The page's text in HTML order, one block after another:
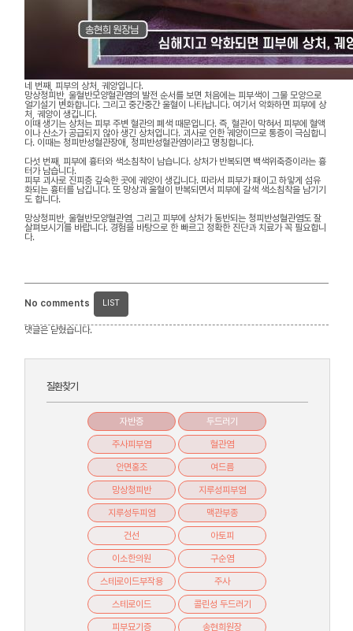
네 번째, 피부의 상처, 궤양입니다.
망상청피반, 울혈반모양혈관염의 발전 순서를 보면 처음에는 피부색이 그물 모양으로
얼기설기 변화합니다. 그리고 중간중간 울혈이 나타납니다. 여기서 악화하면 피부에 상
처, 궤양이 생깁니다.
이때 생기는 상처는 피부 주변 혈관의 폐색 때문입니다. 즉, 혈관이 막혀서 피부에 혈액
이나 산소가 공급되지 않아 생긴 상처입니다. 괴사로 인한 궤양이므로 통증이 극심합니
다. 이때는 청피반성혈관장애, 청피반성혈관염이라고 명칭합니다.
다섯 번째, 피부에 흉터와 색소침착이 남습니다. 상처가 반복되면 백색위축증이라는 흉
터가 남습니다.
피부 괴사로 진피층 깊숙한 곳에 궤양이 생깁니다. 따라서 피부가 패이고 하얗게 섬유
화되는 흉터를 남깁니다. 또 망상과 울혈이 반복되면서 피부에 갈색 색소침착을 남기기
도 합니다.
망상청피반, 울혈반모양혈관염, 그리고 피부에 상처가 동반되는 청피반성혈관염도 잘
살펴보시기를 바랍니다. 경험을 바탕으로 한 빠르고 정확한 진단과 치료가 꼭 필요합니
다.
No comments LIST
댓글은 닫혔습니다.
질환찾기
자반증 두드러기
주사피부염 혈관염
안면홍조 여드름
망상청피반 지루성피부염
지루성두피염 맥관부종
건선 아토피
이소한의원 구순염
스테로이드부작용 주사
스테로이드 콜린성 두드러기
피부묘기증 송현희원장